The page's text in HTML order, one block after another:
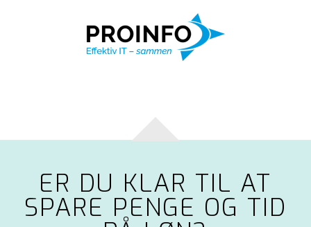
ER DU KLAR TIL AT
SPARE PENGE OG TID